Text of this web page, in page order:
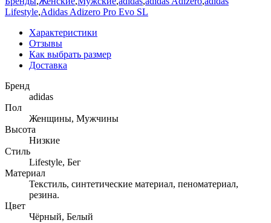
Lifestyle,Adidas Adizero Pro Evo SL
Характеристики
Отзывы
Как выбрать размер
Доставка
Бренд
adidas
Пол
Женщины, Мужчины
Высота
Низкие
Стиль
Lifestyle, Бег
Материал
Текстиль, синтетические материал, пеноматериал,
резина.
Цвет
Чёрный, Белый